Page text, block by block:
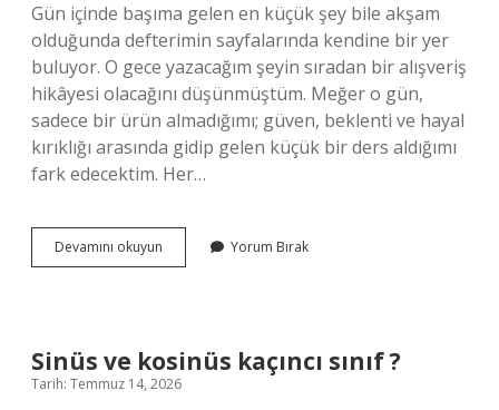
Gün içinde başıma gelen en küçük şey bile akşam
olduğunda defterimin sayfalarında kendine bir yer
buluyor. O gece yazacağım şeyin sıradan bir alışveriş
hikâyesi olacağını düşünmüştüm. Meğer o gün,
sadece bir ürün almadığımı; güven, beklenti ve hayal
kırıklığı arasında gidip gelen küçük bir ders aldığımı
fark edecektim. Her…
Devamını okuyun Markanın
çakma
Yorum Bırak
Sinüs ve kosinüs kaçıncı sınıf ?
Tarih: Temmuz 14, 2026